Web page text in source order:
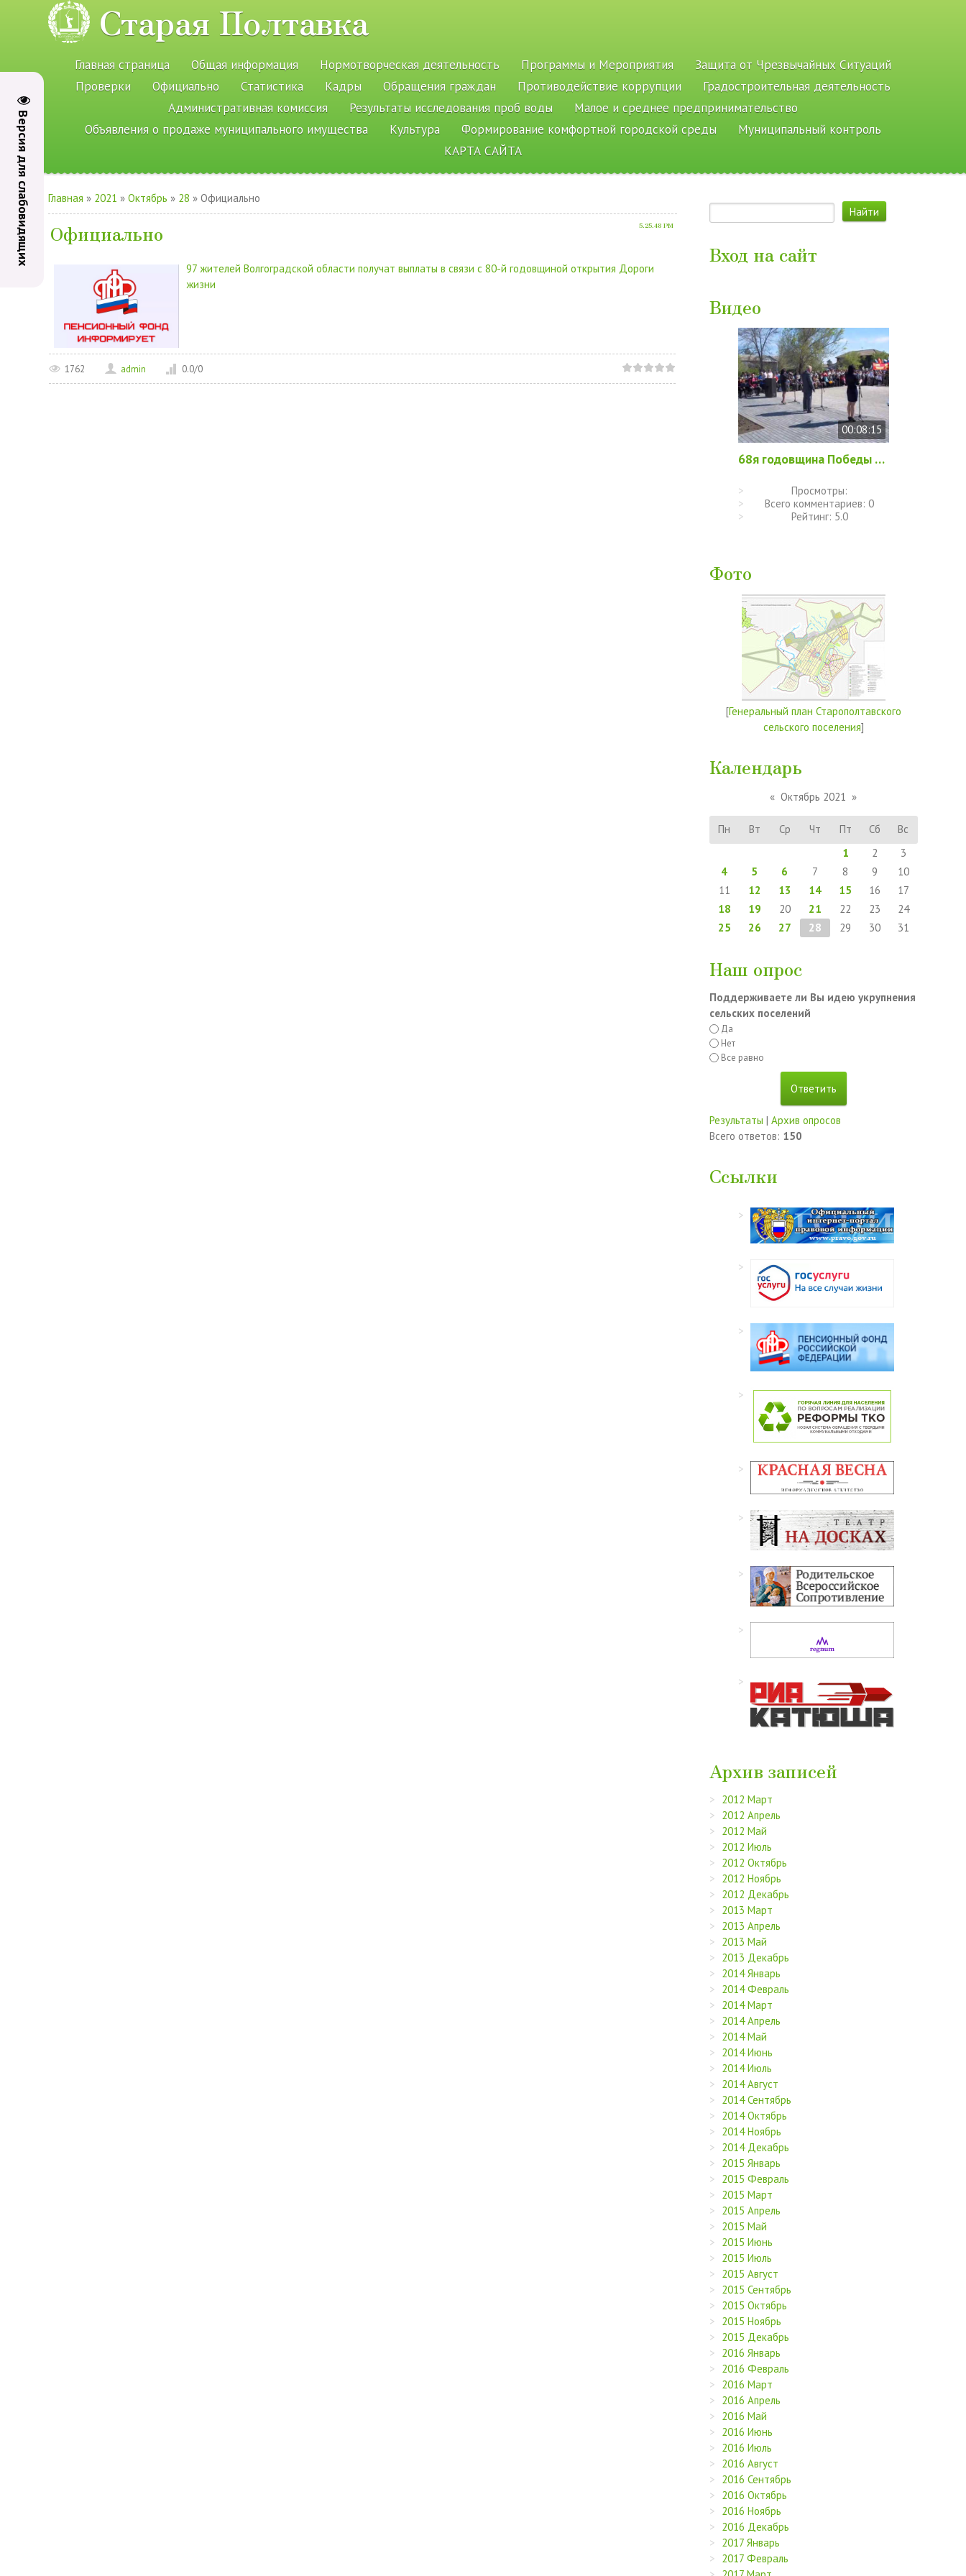
Версия для слабовидящих
Старая Полтавка
Главная страница Общая информация Нормотворческая деятельность Программы и Мероприятия
Защита от Чрезвычайных Ситуаций
Проверки
Официально Статистика Кадры Обращения граждан Противодействие коррупции
Градостроительная деятельность
Административная комиссия
Результаты исследования проб воды
Малое и среднее предпринимательство
Объявления о продаже муниципального имущества
Культура Формирование комфортной городской среды
Муниципальный контроль
КАРТА САЙТА
Главная » 2021 » Октябрь » 28 » Официально
5.25.48 PM
Официально
97 жителей Волгоградской области получат выплаты в связи с 80-й годовщиной открытия Дороги
жизни
1762 admin 0.0/0
Вход на сайт
Видео
00:08:15
68я годовщина Победы в ВОВ 2013 год
Просмотры:
Всего комментариев:0
Рейтинг: 5.0
Фото
[Генеральный план Старополтавского
сельского поселения]
Календарь
« Октябрь 2021 »
Пн Вт Ср Чт Пт Сб
Вс
1
2
3
4
5 6 7 8 9
10
11
12 13 14 15 16
17
18
19 20 21 22 23
24
25
26 27 28 29 30 31
Наш опрос
Поддерживаете ли Вы идею укрупнения
сельских поселений
Да
Нет
Все равно
Результаты | Архив опросов
Всего ответов: 150
Ссылки
Архив записей
2012 Март
2012 Апрель
2012 Май
2012 Июль
2012 Октябрь
2012 Ноябрь
2012 Декабрь
2013 Март
2013 Апрель
2013 Май
2013 Декабрь
2014 Январь
2014 Февраль
2014 Март
2014 Апрель
2014 Май
2014 Июнь
2014 Июль
2014 Август
2014 Сентябрь
2014 Октябрь
2014 Ноябрь
2014 Декабрь
2015 Январь
2015 Февраль
2015 Март
2015 Апрель
2015 Май
2015 Июнь
2015 Июль
2015 Август
2015 Сентябрь
2015 Октябрь
2015 Ноябрь
2015 Декабрь
2016 Январь
2016 Февраль
2016 Март
2016 Апрель
2016 Май
2016 Июнь
2016 Июль
2016 Август
2016 Сентябрь
2016 Октябрь
2016 Ноябрь
2016 Декабрь
2017 Январь
2017 Февраль